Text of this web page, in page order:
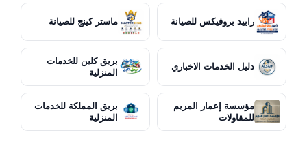
رابيد بروفيكس للصيانة ماستر كينج للصيانة
دليل الخدمات الاخباري
بريق كلين للخدمات
المنزلية
مؤسسة إعمار المريم
للمقاولات
بريق المملكة للخدمات
المنزلية